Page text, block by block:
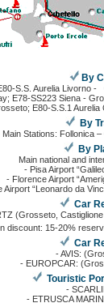
By
S.S. Aurelia Livorno
E78-SS223 Siena -
E80-S.S.1
By
Main Stations: Follonica
By
Main national and
- Pisa Airport
- Florence Airport
Airport “Leonardo da
Car
(Grosseto,
discount: 15-20%
Car
- AVIS:
- EUROPCAR:
Touristic
-
- ETRUSCA